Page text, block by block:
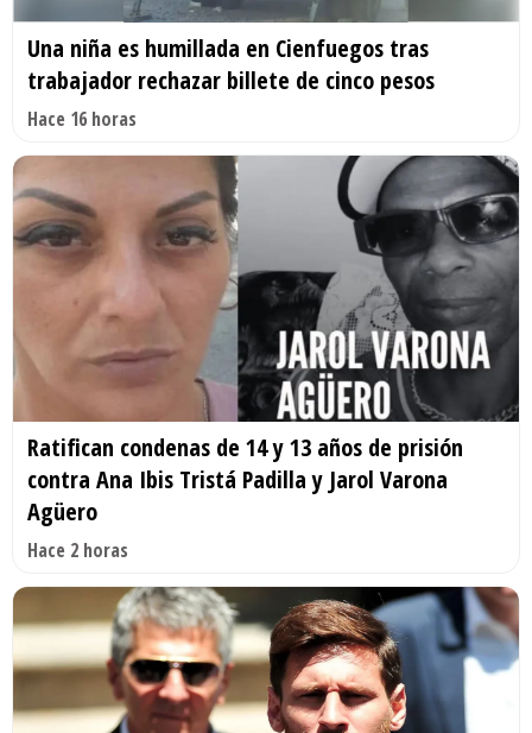
Una niña es humillada en Cienfuegos tras
trabajador rechazar billete de cinco pesos
Hace 16 horas
Ratifican condenas de 14 y 13 años de prisión
contra Ana Ibis Tristá Padilla y Jarol Varona
Agüero
Hace 2 horas